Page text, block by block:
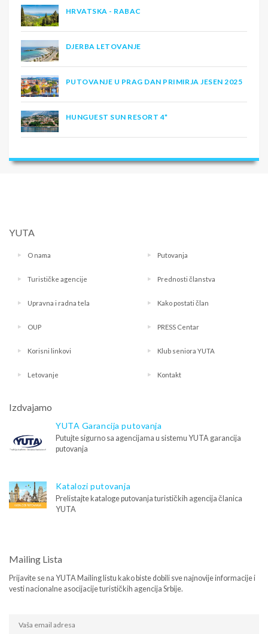
HRVATSKA - RABAC
DJERBA LETOVANJE
PUTOVANJE U PRAG DAN PRIMIRJA JESEN 2025
HUNGUEST SUN RESORT 4*
YUTA
O nama Putovanja
Turističke agencije Prednosti članstva
Upravna i radna tela Kako postati član
OUP PRESS Centar
Korisni linkovi Klub seniora YUTA
Letovanje Kontakt
Izdvajamo
YUTA Garancija putovanja
Putujte sigurno sa agencijama u sistemu YUTA garancija
putovanja
Katalozi putovanja
Prelistajte kataloge putovanja turističkih agencija članica
YUTA
Mailing Lista
Prijavite se na YUTA Mailing listu kako biste dobili sve najnovije informacije i
vesti nacionalne asocijacije turističkih agencija Srbije.